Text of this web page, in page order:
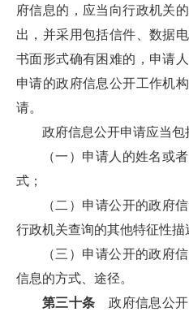
府信息的，应当向行政机关
出，并采用包括信件、数据
书面形式确有困难的，申请
申请的政府信息公开工作机
请。
政府信息公开申请应当包
（一）申请人的姓名或
式；
（二）申请公开的政府
行政机关查询的其他特征性描
（三）申请公开的政府
信息的方式、途径。
第三十条 政府信息公开